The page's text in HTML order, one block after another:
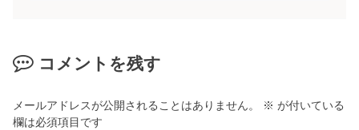
コメントを残す
メールアドレスが公開されることはありません。 ※ が付いている
欄は必須項目です